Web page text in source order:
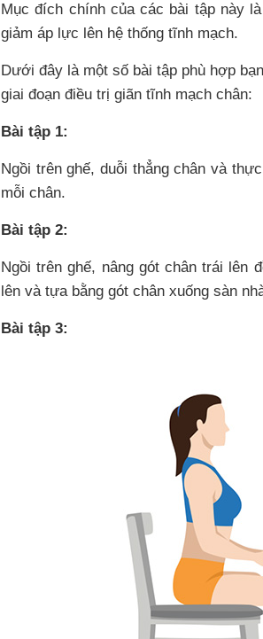
Mục đích chính của các bài tập này
giảm áp lực lên hệ thống tĩnh mạch.
Dưới đây là một số bài tập phù hợp
giai đoạn điều trị giãn tĩnh mạch chân:
Bài tập 1:
Ngồi trên ghế, duỗi thẳng chân và
mỗi chân.
Bài tập 2:
Ngồi trên ghế, nâng gót chân trái lên
lên và tựa bằng gót chân xuống sàn
Bài tập 3: